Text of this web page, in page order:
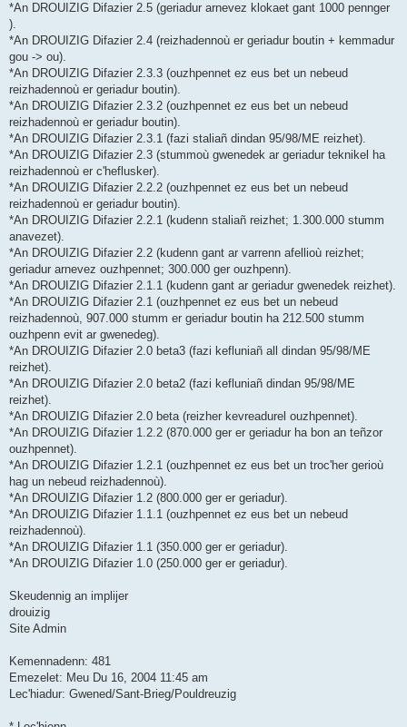
*An DROUIZIG Difazier 2.5 (geriadur arnevez klokaet gant 1000 pennger
).
*An DROUIZIG Difazier 2.4 (reizhadennoù er geriadur boutin + kemmadur
gou -> ou).
*An DROUIZIG Difazier 2.3.3 (ouzhpennet ez eus bet un nebeud
reizhadennoù er geriadur boutin).
*An DROUIZIG Difazier 2.3.2 (ouzhpennet ez eus bet un nebeud
reizhadennoù er geriadur boutin).
*An DROUIZIG Difazier 2.3.1 (fazi staliañ dindan 95/98/ME reizhet).
*An DROUIZIG Difazier 2.3 (stummoù gwenedek ar geriadur teknikel ha
reizhadennoù er c'heflusker).
*An DROUIZIG Difazier 2.2.2 (ouzhpennet ez eus bet un nebeud
reizhadennoù er geriadur boutin).
*An DROUIZIG Difazier 2.2.1 (kudenn staliañ reizhet; 1.300.000 stumm
anavezet).
*An DROUIZIG Difazier 2.2 (kudenn gant ar varrenn afellioù reizhet;
geriadur arnevez ouzhpennet; 300.000 ger ouzhpenn).
*An DROUIZIG Difazier 2.1.1 (kudenn gant ar geriadur gwenedek reizhet).
*An DROUIZIG Difazier 2.1 (ouzhpennet ez eus bet un nebeud
reizhadennoù, 907.000 stumm er geriadur boutin ha 212.500 stumm
ouzhpenn evit ar gwenedeg).
*An DROUIZIG Difazier 2.0 beta3 (fazi kefluniañ all dindan 95/98/ME
reizhet).
*An DROUIZIG Difazier 2.0 beta2 (fazi kefluniañ dindan 95/98/ME
reizhet).
*An DROUIZIG Difazier 2.0 beta (reizher kevreadurel ouzhpennet).
*An DROUIZIG Difazier 1.2.2 (870.000 ger er geriadur ha bon an teñzor
ouzhpennet).
*An DROUIZIG Difazier 1.2.1 (ouzhpennet ez eus bet un troc'her gerioù
hag un nebeud reizhadennoù).
*An DROUIZIG Difazier 1.2 (800.000 ger er geriadur).
*An DROUIZIG Difazier 1.1.1 (ouzhpennet ez eus bet un nebeud
reizhadennoù).
*An DROUIZIG Difazier 1.1 (350.000 ger er geriadur).
*An DROUIZIG Difazier 1.0 (250.000 ger er geriadur).
Skeudennig an implijer
drouizig
Site Admin
Kemennadenn: 481
Emezelet: Meu Du 16, 2004 11:45 am
Lec'hiadur: Gwened/Sant-Brieg/Pouldreuzig